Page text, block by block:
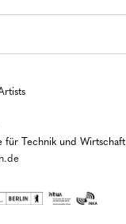
für Technik und Wirtschaft